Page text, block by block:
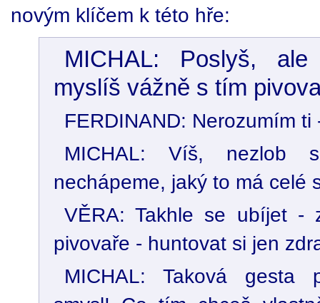
novým klíčem k této hře:
MICHAL: Poslyš,
myslíš vážně s tím
FERDINAND: Nerozumím ti
MICHAL: Víš, nezlob
nechápeme, jaký to má celé
VĚRA: Takhle se ubíjet -
pivovaře - huntovat si jen
MICHAL: Taková gesta